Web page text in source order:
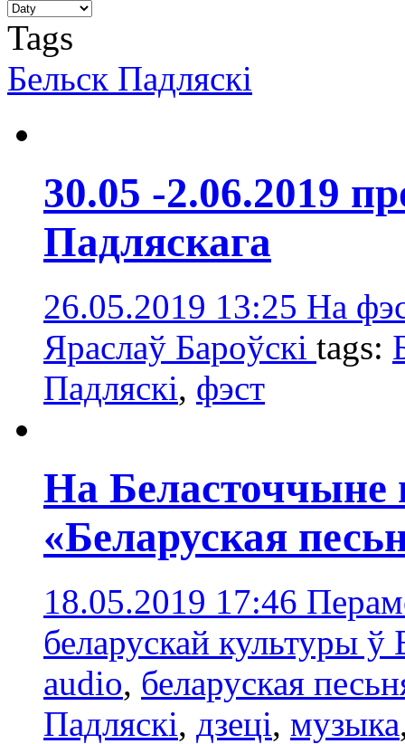
Tags
Бельск Падляскі
30.05 -2.06.2019
Падляскага
26.05.2019 13:25 На
Яраслаў Бароўскі tags:
Падляскі, фэст
На Беласточчыне
«Беларуская
18.05.2019 17:46
беларускай культуры
audio, беларуская
Падляскі, дзеці, музыка